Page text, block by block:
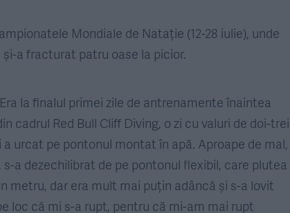
Mondiale de Natație (12-28 iulie), unde
a fracturat patru oase la picior.
la finalul primei zile de antrenamente înaintea
cadrul Red Bull Cliff Diving, o zi cu valuri de doi-trei
urcat pe pontonul montat în apă. Aproape de mal,
a dezechilibrat de pe pontonul flexibil, care plutea
metru, dar era mult mai puțin adâncă și s-a lovit
loc că mi s-a rupt, pentru că mi-am mai rupt